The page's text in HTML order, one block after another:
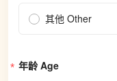
其他 Other
年龄 Age